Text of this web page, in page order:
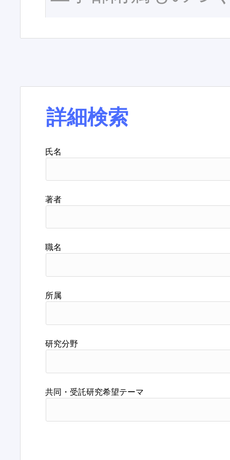
詳細検索
氏名
著者
職名
所属
研究分野
共同・受託研究希望テーマ